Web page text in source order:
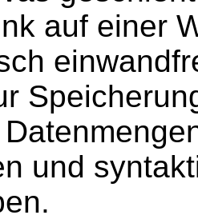
auf einer
und